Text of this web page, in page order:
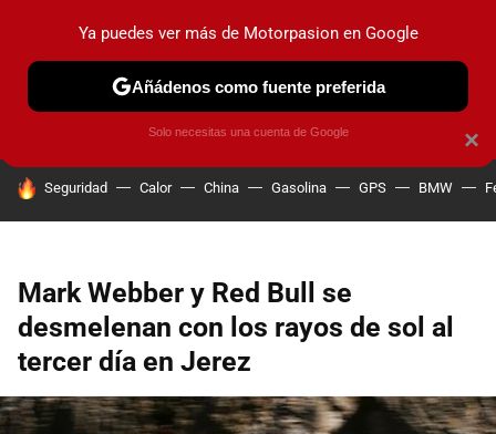
PRUEBAS COCHES ELÉCTRICOS OBSERVATORIO
HOY SE HABLA DE
Seguridad Calor China Gasolina GPS BMW
Mark Webber y Red Bull se
desmelenan con los rayos de sol al
tercer día en Jerez
×
Ya puedes ver más de Motorpasion en Google
Añádenos como fuente preferida
Solo necesitas una cuenta de Google